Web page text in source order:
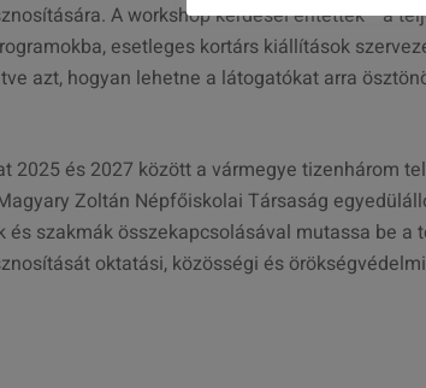
A workshop kérdései éritették –a
esetleges kortárs kiállítások
azt, hogyan lehetne a látogatókat arra
2025 és 2027 között a vármegye tizenhárom
Zoltán Népfőiskolai Társaság
és szakmák összekapcsolásával mutassa be a
oktatási, közösségi és